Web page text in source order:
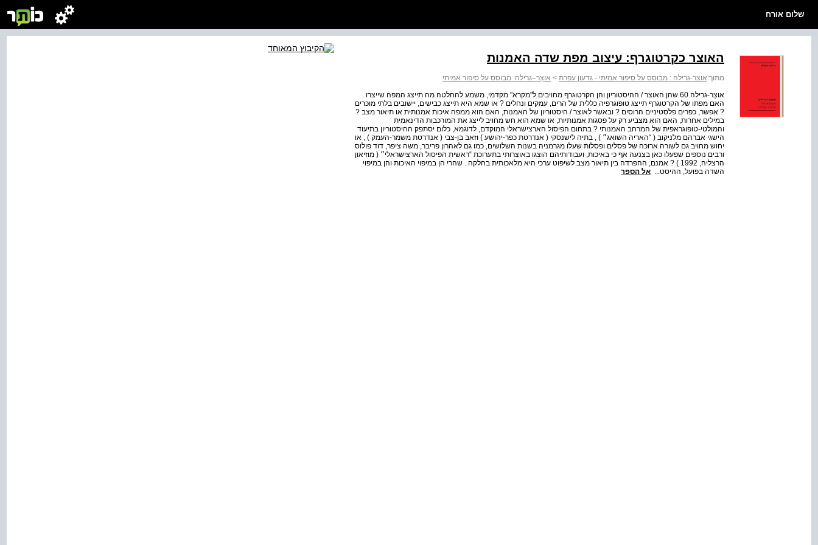
שלום אורח
האוצר כקרטוגרף: עיצוב מפת שדה האמנות
מתוך:אוצר-גרילה : מבוסס על סיפור אמיתי - גדעון עפרת > אוצֵר–גרילה: מבוסס על סיפור אמיתי
אוצֵר-גרילה 60 שהן האוצר / ההיסטוריון והן הקרטוגרף מחויבים ל"מקרא" מקדמי, משמע להחלטה מה תייצג המפה שייצרו .
האם מפתו של הקרטוגרף תייצג טופוגרפיה כללית של הרים, עמקים ונחלים ? או שמא היא תייצג כבישים, יישובים בלתי מוּכּרים
? אפשר, כפרים פלסטיניים הרוסים ? ובאשר לאוצר / היסטוריון של האמנות, האם הוא ממפה איכות אמנותית או תיאור מצב ?
במילים אחרות, האם הוא מצביע רק על פסגות אמנותיות, או שמא הוא חש מחויב לייצג את המורכבות הדינאמית
והמולטי-טופוגראפית של המרחב האמנותי ? בתחום הפיסול הארצישראלי המוקדם, לדוגמא, כלום יסתפק ההיסטוריון בתיעוד
הישגי אברהם מלניקוב ( “האריה השואג״ ) , בתיה לישנסקי ( אנדרטת כפר-יהושע ) וזאב בן-צבי ( אנדרטת משמר-העמק ) , או
יחוש מחויב גם לשורה ארוכה של פסלים ופסלות שעלו מגרמניה בשנות השלושים, כמו גם לאהרון פריבר, משה ציפר, דוד פולוס
ורבים נוספים שפעלו כאן בצנעה אף כי באיכות, ועבודותיהם הוצגו באוצרותי בתערוכת “ראשית הפיסול הארצישראלי״ ( מוזיאון
הרצליה, 1992 ) ? אמנם, ההפרדה בין תיאור מצב לשיפוט ערכי היא מלאכותית בחלקה . שהרי הן במיפוי האיכות והן במיפוי
השדה בפועל, ההיסט... אל הספר